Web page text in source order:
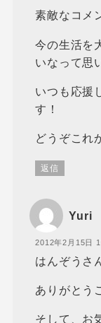
素敵なコメ
今の生活を
いなって思
いつも応援
す！
どうぞこれ
返信
Yuri
2012年2月15日
はんぞうさ
ありがとう
そして、お